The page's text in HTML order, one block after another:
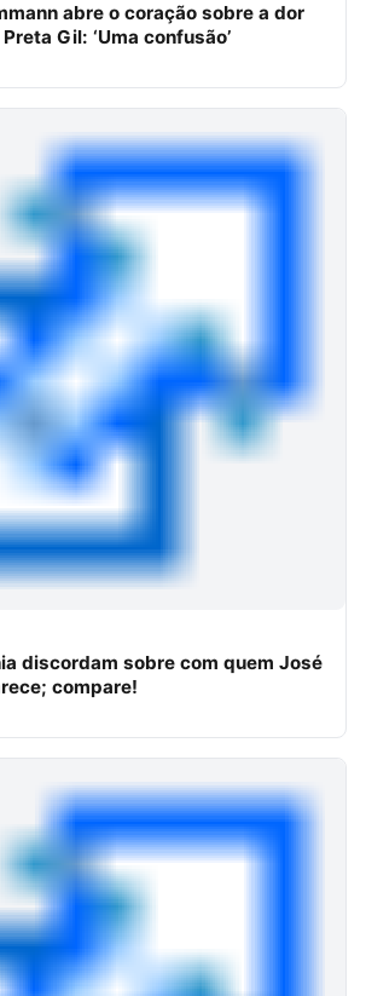
abre o coração sobre a dor
Gil: ‘Uma confusão’
discordam sobre com quem José
compare!